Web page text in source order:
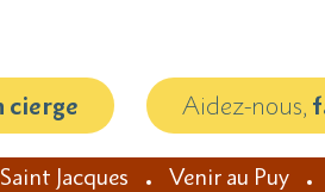
cierge Aidez-nous,
Jacques Venir au Puy